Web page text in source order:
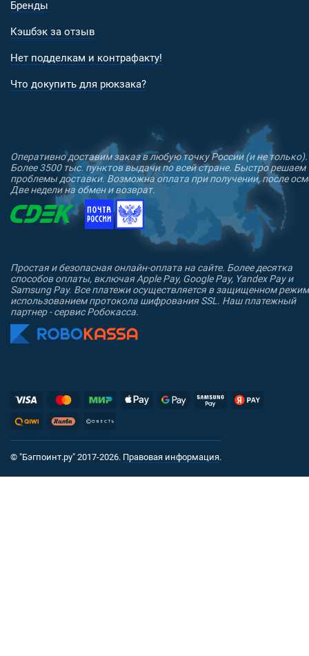
Бренды
Кэшбэк за отзыв
Нет подделкам и контрафакту!
Что докупить для рюкзака?
Оперативно доставим заказ в любую точку России (и не только).
Более 3500 тыс. пунктов выдачи по всей стране. Быстро решаем
проблемы доставки. Возможна оплата при получении, после
Две недели на обмен и возврат.
Простая и безопасная онлайн-оплата на сайте. Более десятка
способов оплаты, включая Apple Pay, Google Pay, Yandex Pay и
Samsung Pay. Все платежи осуществляется в защищенном
использованием протокола шифрования SSL. Наш платежный
партнер - сервис Робокасса.
© "Бэгпоинт.ру" 2017-2026. Правовая информация.